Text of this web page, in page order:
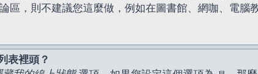
區，則不建議您這麼做，例如在圖書館、網咖、電
表裡頭？